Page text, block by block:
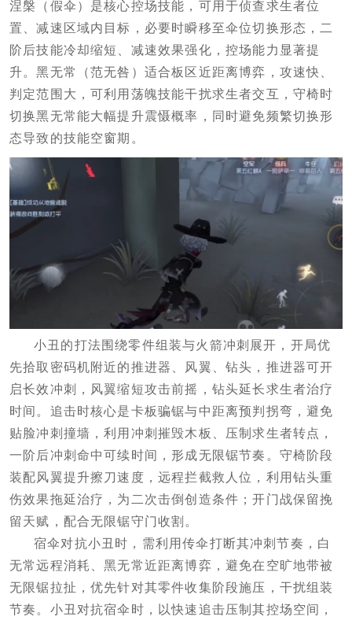
涅槃（假伞）是核心控场技能，可用于侦查求生者位
置、减速区域内目标，必要时瞬移至伞位切换形态，二
阶后技能冷却缩短、减速效果强化，控场能力显著提
升。黑无常（范无咎）适合板区近距离博弈，攻速快、
判定范围大，可利用荡魄技能干扰求生者交互，守椅时
切换黑无常能大幅提升震慑概率，同时避免频繁切换形
态导致的技能空窗期。
小丑的打法围绕零件组装与火箭冲刺展开，开局优
先拾取密码机附近的推进器、风翼、钻头，推进器可开
启长效冲刺，风翼缩短攻击前摇，钻头延长求生者治疗
时间。追击时核心是卡板骗锯与中距离预判拐弯，避免
贴脸冲刺撞墙，利用冲刺摧毁木板、压制求生者转点，
一阶后冲刺命中可续时间，形成无限锯节奏。守椅阶段
装配风翼提升擦刀速度，远程拦截救人位，利用钻头重
伤效果拖延治疗，为二次击倒创造条件；开门战保留挽
留天赋，配合无限锯守门收割。
宿伞对抗小丑时，需利用传伞打断其冲刺节奏，白
无常远程消耗、黑无常近距离博弈，避免在空旷地带被
无限锯拉扯，优先针对其零件收集阶段施压，干扰组装
节奏。小丑对抗宿伞时，以快速追击压制其控场空间，